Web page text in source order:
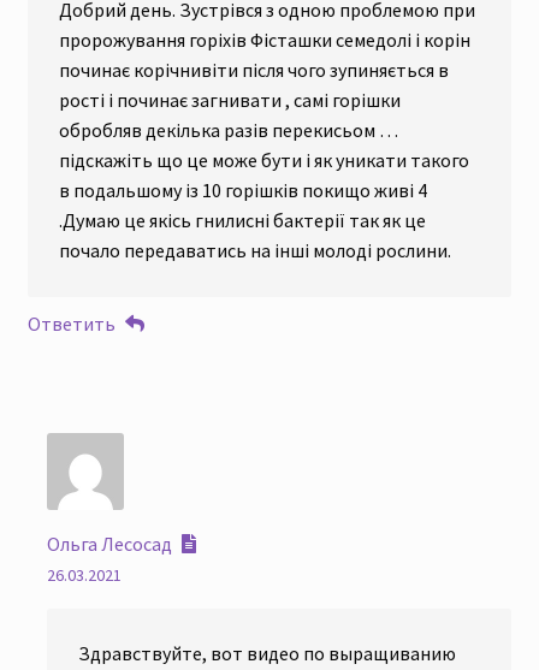
Добрий день. Зустрівся з одною проблемою при
пророжування горіхів Фісташки семедолі і корін
починає корічнивіти після чого зупиняється в
рості і починає загнивати , самі горішки
обробляв декілька разів перекисьом …
підскажіть що це може бути і як уникати такого
в подальшому із 10 горішків покищо живі 4
.Думаю це якісь гнилисні бактерії так як це
почало передаватись на інші молоді рослини.
Ответить
Ольга Лесосад
26.03.2021
Здравствуйте, вот видео по выращиванию